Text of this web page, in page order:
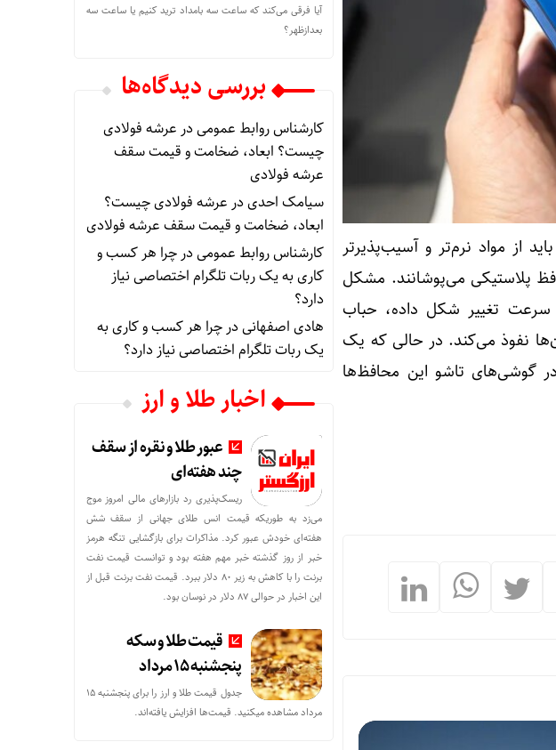
از مواد نرم‌تر و آسیب‌پذیرتر
پلاستیکی می‌پوشانند. مشکل
تغییر شکل داده، حباب
نفوذ می‌کند. در حالی که یک
گوشی‌های تاشو این محافظ‌ها
آیا فرقی می‌کند که ساعت سه بامداد ترید کنیم یا ساعت سه
بعدازظهر؟
بررسی دیدگاه‌ها
کارشناس روابط عمومیدر عرشه فولادی
چیست؟ ابعاد، ضخامت و قیمت سقف
عرشه فولادی
سیامک احدیدر عرشه فولادی چیست؟
ابعاد، ضخامت و قیمت سقف عرشه فولادی
کارشناس روابط عمومیدرچرا هر کسب‌ و
کاری به یک ربات تلگرام اختصاصی نیاز
دارد؟
هادی اصفهانیدرچرا هر کسب‌ و کاری به
یک ربات تلگرام اختصاصی نیاز دارد؟
اخبار طلا و ارز
عبور طلا و نقره از سقف
چند هفته‌ای
ریسک‌پذیری رد بازارهای مالی امروز موج
می‌زد به طوریکه قیمت انس طلای جهانی از سقف شش
هفته‌ای خودش عبور کرد. مذاکرات برای بازگشایی تنگه هرمز
خبر از روز گذشته خبر مهم هفته بود و توانست قیمت نفت
برنت را با کاهش به زیر 80 دلار ببرد. قیمت نفت برنت قبل از
این اخبار در حوالی 87 دلار در نوسان بود.
قیمت طلا و سکه
پنجشنبه 15 مرداد
جدول قیمت طلا و ارز را برای پنجشنبه 15
مرداد مشاهده میکنید. قیمت‌ها افزایش یافته‌اند.